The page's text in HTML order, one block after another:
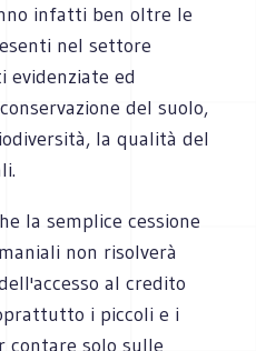
infatti ben oltre le
nel settore
evidenziate ed
del suolo,
la qualità del
la semplice cessione
non risolverà
al credito
i piccoli e i
contare solo sulle